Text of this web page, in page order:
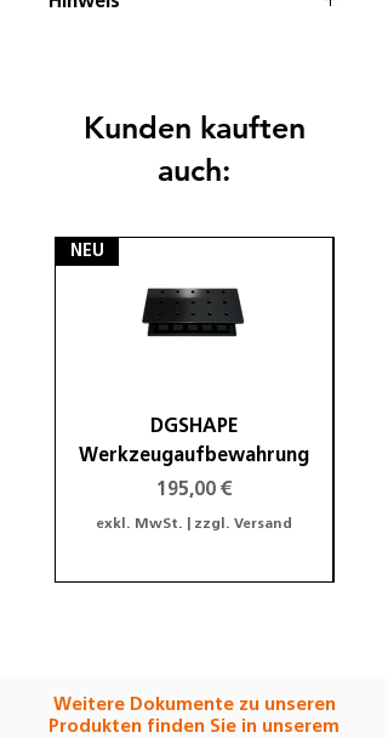
Kunden kauften
auch:
NEU
DGSHAPE
Werkzeugaufbewahrung
Preis
195,00 €
exkl. MwSt. zzgl. Versand
Weitere Dokumente zu unseren
Produkten finden Sie in unserem